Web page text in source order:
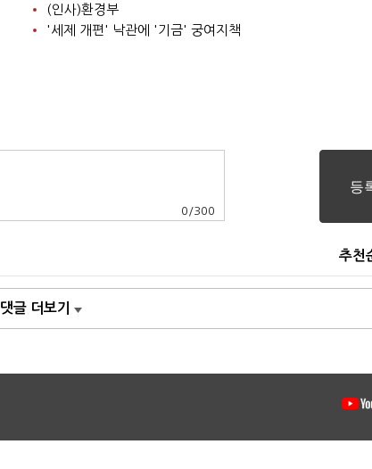
(인사)환경부
'세제 개편' 낙관에 '기금' 궁여지책
0 /300
추천
댓글 더보기